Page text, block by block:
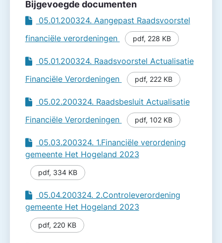
Bijgevoegde documenten
05.01.200324. Aangepast Raadsvoorstel
financiële verordeningen
pdf, 228 KB
05.01.200324. Raadsvoorstel Actualisatie
Financiële Verordeningen
pdf, 222 KB
05.02.200324. Raadsbesluit Actualisatie
Financiële Verordeningen
pdf, 102 KB
05.03.200324. 1.Financiële verordening
gemeente Het Hogeland 2023
pdf, 334 KB
05.04.200324. 2.Controleverordening
gemeente Het Hogeland 2023
pdf, 220 KB